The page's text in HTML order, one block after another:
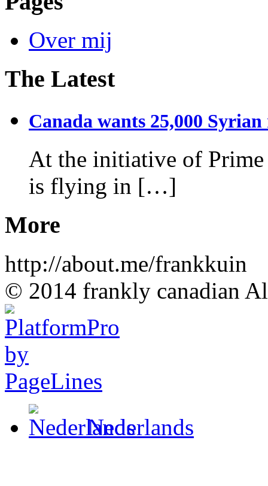
Over mij
The Latest
Canada wants 25,000 Syrian
At the initiative of Prime
is flying in […]
More
http://about.me/frankkuin
© 2014 frankly canadian
Nederlands